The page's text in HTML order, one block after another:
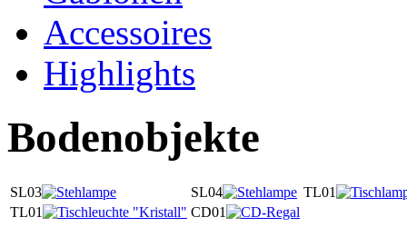
Accessoires
Highlights
Bodenobjekte
SL03 SL04
TL01
TL01
CD01